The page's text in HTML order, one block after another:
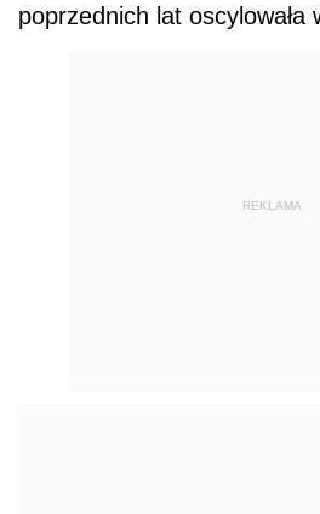
poprzednich lat oscylowała
REKLAMA